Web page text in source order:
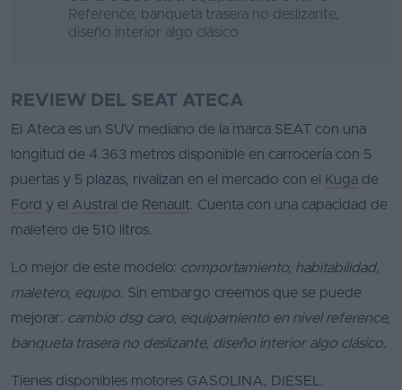
Reference, banqueta trasera no deslizante,
diseño interior algo clásico
REVIEW DEL SEAT ATECA
El Ateca es un SUV mediano de la marca SEAT con una
longitud de 4.363 metros disponible en carrocería con 5
puertas y 5 plazas, rivalizan en el mercado con el Kuga de
Ford y el Austral de Renault. Cuenta con una capacidad de
maletero de 510 litros.
Lo mejor de este modelo: comportamiento, habitabilidad,
maletero, equipo. Sin embargo creemos que se puede
mejorar: cambio dsg caro, equipamiento en nivel reference,
banqueta trasera no deslizante, diseño interior algo clásico.
Tienes disponibles motores GASOLINA, DIESEL.